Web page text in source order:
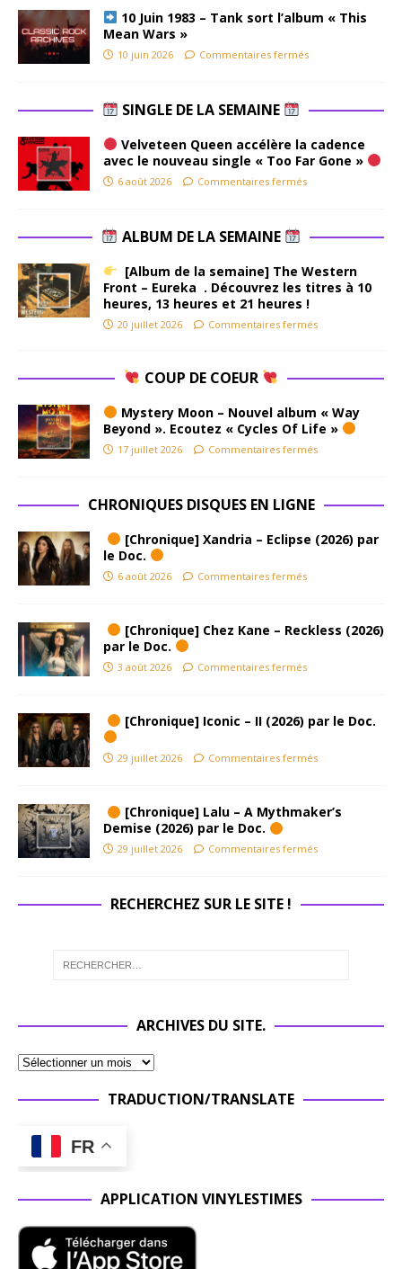
10 Juin 1983 – Tank sort l’album « This
Mean Wars »
10 juin 2026 Commentaires fermés
SINGLE DE LA SEMAINE
Velveteen Queen accélère la cadence
avec le nouveau single « Too Far Gone »
6 août 2026 Commentaires fermés
ALBUM DE LA SEMAINE
[Album de la semaine] The Western
Front – Eureka . Découvrez les titres à 10
heures, 13 heures et 21 heures !
20 juillet 2026 Commentaires fermés
COUP DE COEUR
Mystery Moon – Nouvel album « Way
Beyond ». Ecoutez « Cycles Of Life »
17 juillet 2026 Commentaires fermés
CHRONIQUES DISQUES EN LIGNE
[Chronique] Xandria – Eclipse (2026) par
le Doc.
6 août 2026 Commentaires fermés
[Chronique] Chez Kane – Reckless (2026)
par le Doc.
3 août 2026 Commentaires fermés
[Chronique] Iconic – II (2026) par le Doc.
29 juillet 2026 Commentaires fermés
[Chronique] Lalu – A Mythmaker’s
Demise (2026) par le Doc.
29 juillet 2026 Commentaires fermés
RECHERCHEZ SUR LE SITE !
ARCHIVES DU SITE.
TRADUCTION/TRANSLATE
FR
APPLICATION VINYLESTIMES